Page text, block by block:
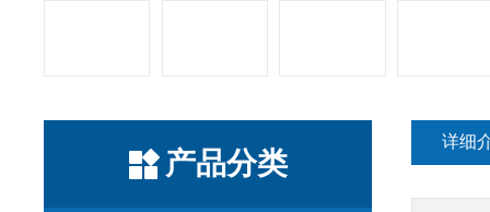
产品分类
详细